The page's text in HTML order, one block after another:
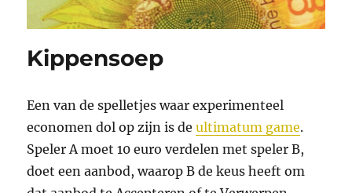
Kippensoep
Een van de spelletjes waar experimenteel
economen dol op zijn is deultimatum game.
Speler A moet 10 euro verdelen met speler B,
doet een aanbod, waarop B de keus heeft om